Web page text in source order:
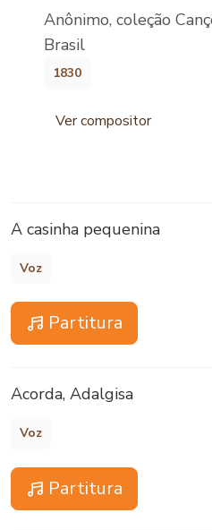
Anônimo, coleção
Brasil
1830
Ver compositor
A casinha pequenina
Voz
Partitura
Acorda, Adalgisa
Voz
Partitura